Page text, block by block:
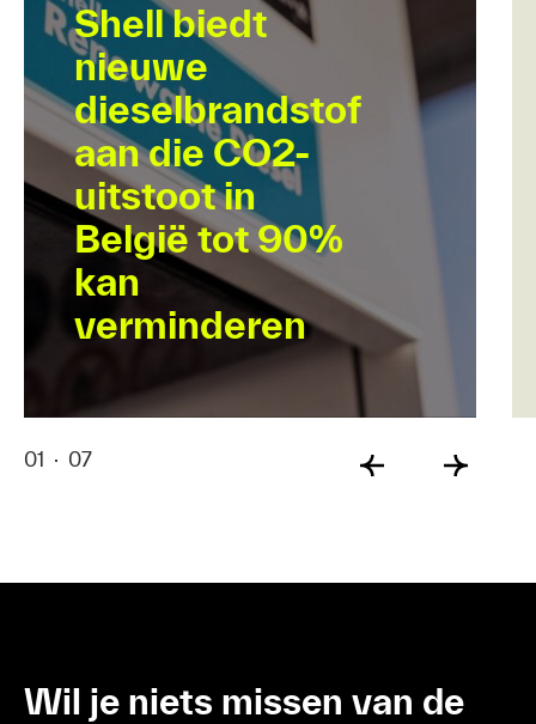
Shell biedt
nieuwe
dieselbrandstof
aan die CO2-
uitstoot in
België tot 90%
kan
verminderen
01 · 07
Wil je niets missen van de